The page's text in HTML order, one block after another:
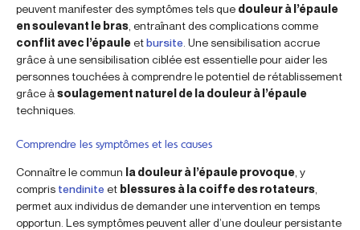
peuvent manifester des symptômes tels que douleur à l’épaule
en soulevant le bras , entraînant des complications comme
conflit avec l’épauleetbursite . Une sensibilisation accrue
grâce à une sensibilisation ciblée est essentielle pour aider les
personnes touchées à comprendre le potentiel de rétablissement
grâce à soulagement naturel de la douleur à l’épaule
techniques.
Comprendre les symptômes et les causes
Connaître le commun la douleur à l’épaule provoque , y
compris tendinite et blessures à la coiffe des rotateurs
permet aux individus de demander une intervention en temps
opportun. Les symptômes peuvent aller d’une douleur persistante